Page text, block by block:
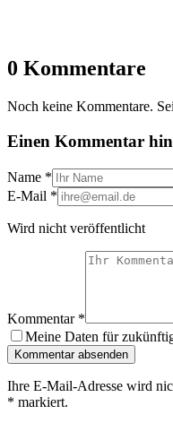
0 Kommentare
Noch keine Kommentare.
Einen Kommentar
Name *
E-Mail *
Wird nicht veröffentlicht
Kommentar *
Meine Daten für
Kommentar absenden
Ihre E-Mail-Adresse wird
* markiert.